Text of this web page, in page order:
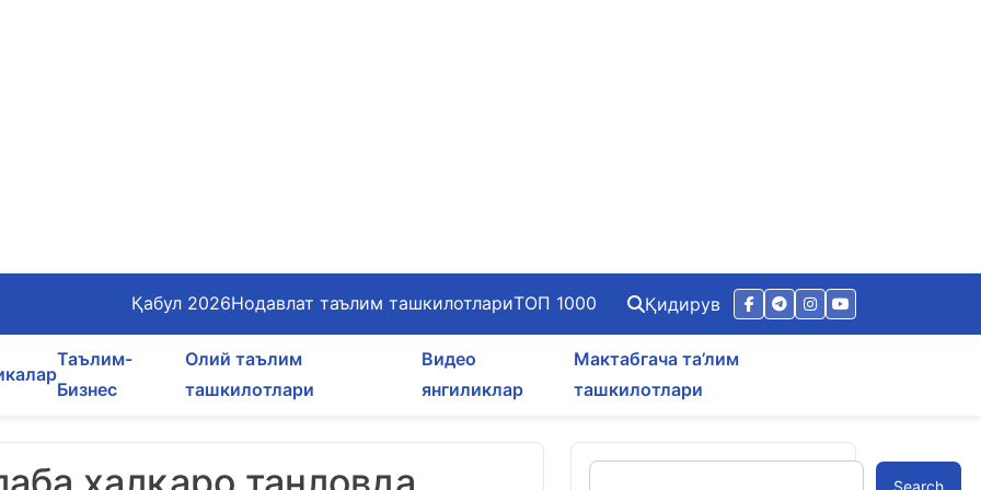
Қабул 2026Нодавлат таълим ташкилотлариТОП 1000 Қидирув
Таълим-
Бизнес
Олий таълим
ташкилотлари
Видео
янгиликлар
Мактабгача та’лим
ташкилотлари
Search